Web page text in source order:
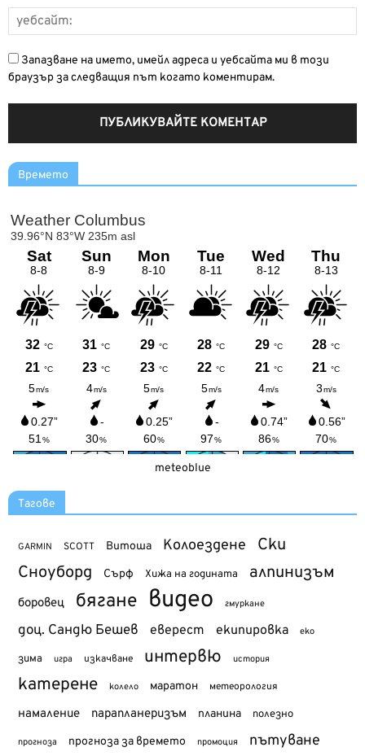
Запазване на името, имейл адреса и уебсайта ми в този
браузър за следващия път когато коментирам.
Времето
meteoblue
Тагове
GARMIN SCOTT Витоша Колоездене Ски
Сноуборд Сърф Хижа на годината алпинизъм
боровец бягане видео гмуркане
доц. Сандю Бешев еверест екипировка еко
зима игра изкачване интервю история
катерене колело маратон метеорология
намаление парапланеризъм планина полезно
прогноза прогноза за времето промоция пътуване